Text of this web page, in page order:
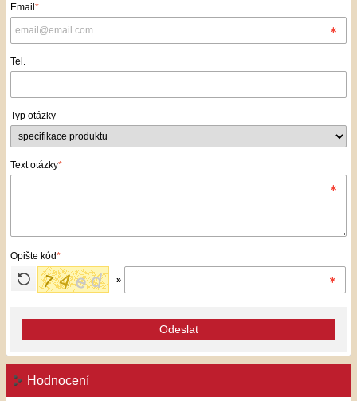
Hodnocení
Email *
Tel.
Typ otázky
Text otázky*
Opište kód*
»
Odeslat